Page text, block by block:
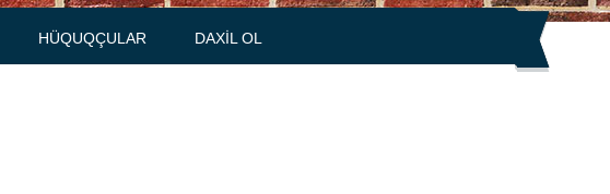
HÜQUQÇULAR DAXIL OL